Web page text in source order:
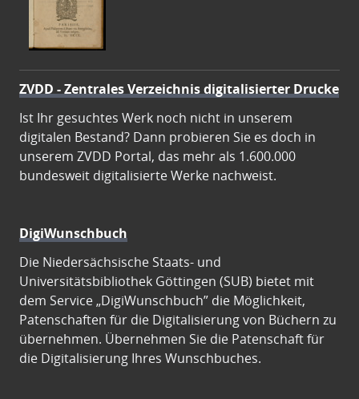
ZVDD - Zentrales Verzeichnis digitalisierter Drucke
Ist Ihr gesuchtes Werk noch nicht in unserem
digitalen Bestand? Dann probieren Sie es doch in
unserem ZVDD Portal, das mehr als 1.600.000
bundesweit digitalisierte Werke nachweist.
DigiWunschbuch
Die Niedersächsische Staats- und
Universitätsbibliothek Göttingen (SUB) bietet mit
dem Service „DigiWunschbuch” die Möglichkeit,
Patenschaften für die Digitalisierung von Büchern zu
übernehmen. Übernehmen Sie die Patenschaft für
die Digitalisierung Ihres Wunschbuches.